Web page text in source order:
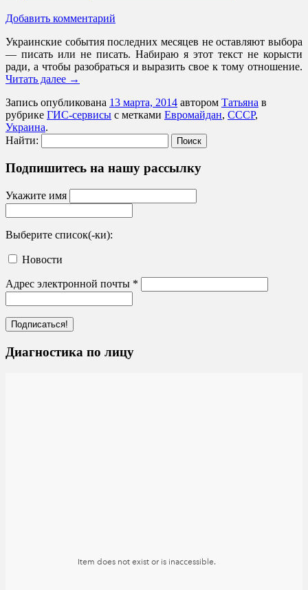
Добавить комментарий
Украинские события последних месяцев не оставляют выбора
— писать или не писать. Набираю я этот текст не корысти
ради, а чтобы разобраться и выразить свое к тому отношение.
Читать далее →
Запись опубликована 13 марта, 2014 автором Татьяна в
рубрике ГИС-сервисы с метками Евромайдан, СССР,
Украина.
Найти:
Подпишитесь на нашу рассылку
Укажите имя
Выберите список(-ки):
Новости
Адрес электронной почты *
Диагностика по лицу